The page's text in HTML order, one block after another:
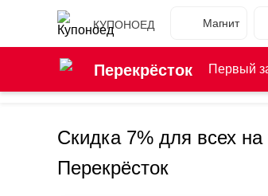
КУПОНОЕД Магнит
Перекрёсток Первый
Скидка 7% для всех
Перекрёсток